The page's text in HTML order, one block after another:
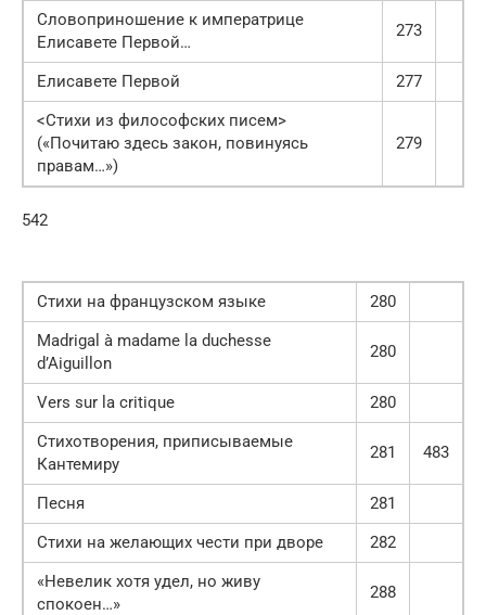
Словоприношение к императрице
Елисавете Первой…
273
Елисавете Первой
277
<Стихи из философских писем>
(«Почитаю здесь закон, повинуясь
правам…»)
279
542
Стихи на французском языке
280
Madrigal à madame la duchesse
d’Aiguillon
280
Vers sur la critique
280
Стихотворения, приписываемые
Кантемиру
281 483
Песня
281
Стихи на желающих чести при дворе
282
«Невелик хотя удел, но живу
спокоен…»
288